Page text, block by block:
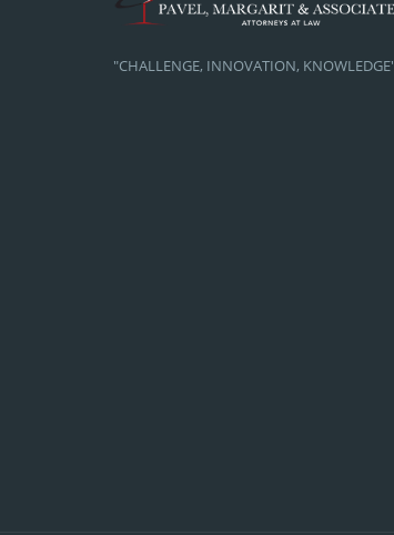
"CHALLENGE, INNOVATION,